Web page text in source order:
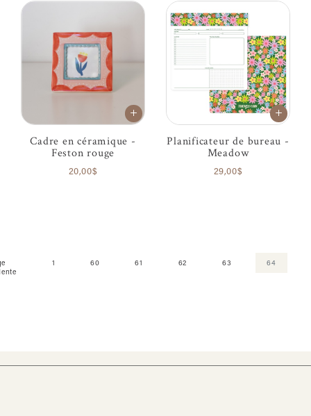
Cadre en céramique -
Feston rouge
20,00$
Planificateur de bureau -
Meadow
29,00$
1 60 61 62 63 64